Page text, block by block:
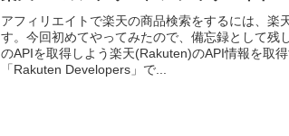
アフィリエイトで楽天の商品検索をするには、楽
す。今回初めてやってみたので、備忘録として残
のAPIを取得しよう楽天(Rakuten)のAPI情報を取得
「Rakuten Developers」で...